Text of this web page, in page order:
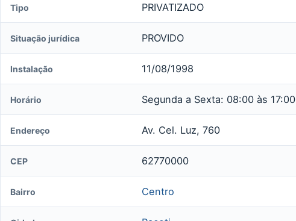
Tipo PRIVATIZADO
Situação jurídica PROVIDO
Instalação 11/08/1998
Horário Segunda a Sexta: 08:00 às 17:00
Endereço Av. Cel. Luz, 760
CEP 62770000
Bairro Centro